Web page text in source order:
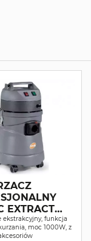
EXTRACT
MOKRO
ekstrakcyjny, funkcja
moc 1000W, z